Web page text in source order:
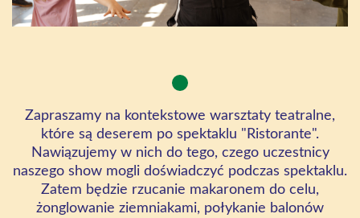
Zapraszamy na kontekstowe warsztaty teatralne,
które są deserem po spektaklu " Ristorante".
Nawiązujemy w nich do tego, czego uczestnicy
naszego show mogli doświadczyć podczas spektaklu.
Zatem będzie rzucanie makaronem do celu,
żonglowanie ziemniakami, połykanie balonów